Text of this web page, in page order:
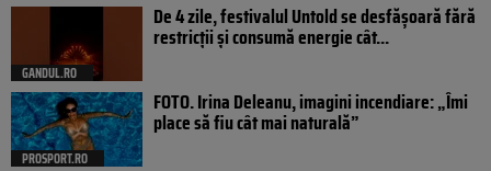
GANDUL.RO
De 4 zile, festivalul Untold se desfășoară fără
restricții și consumă energie cât...
PROSPORT.RO
FOTO. Irina Deleanu, imagini incendiare: „Îmi
place să fiu cât mai naturală”